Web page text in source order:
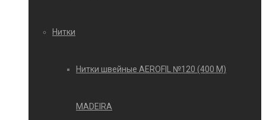
Нитки
Нитки швейные AEROFIL №120 (400 М)
MADEIRA